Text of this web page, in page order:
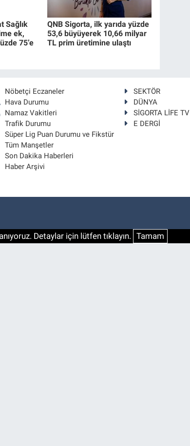
Sağlık
ek,
75’e
QNB Sigorta, ilk yarıda yüzde
53,6 büyüyerek 10,66 milyar
TL prim üretimine ulaştı
Nöbetçi Eczaneler
Hava Durumu
Namaz Vakitleri
Trafik Durumu
Süper Lig Puan Durumu ve Fikstür
Tüm Manşetler
Son Dakika Haberleri
Haber Arşivi
SEKTÖR
DÜNYA
SİGORTA LİFE TV
E DERGİ
Detaylar için lütfen tıklayın. Tamam